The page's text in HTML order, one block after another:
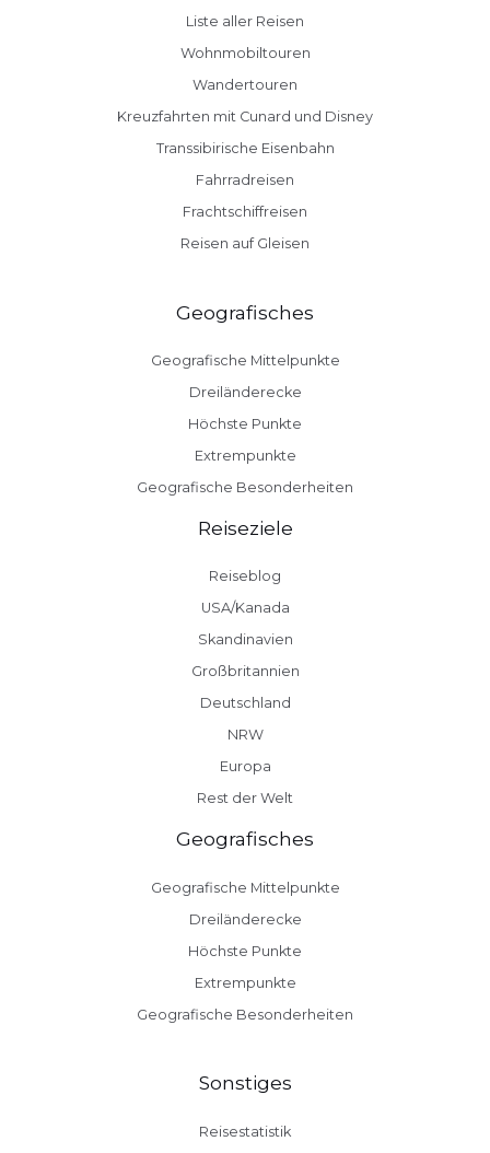
Liste aller Reisen
Wohnmobiltouren
Wandertouren
Kreuzfahrten mit Cunard und Disney
Transsibirische Eisenbahn
Fahrradreisen
Frachtschiffreisen
Reisen auf Gleisen
Geografisches
Geografische Mittelpunkte
Dreiländerecke
Höchste Punkte
Extrempunkte
Geografische Besonderheiten
Reiseziele
Reiseblog
USA/Kanada
Skandinavien
Großbritannien
Deutschland
NRW
Europa
Rest der Welt
Geografisches
Geografische Mittelpunkte
Dreiländerecke
Höchste Punkte
Extrempunkte
Geografische Besonderheiten
Sonstiges
Reisestatistik